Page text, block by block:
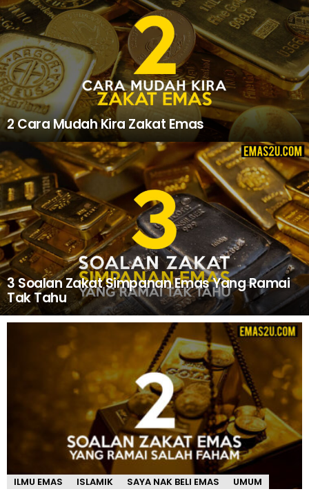
2 Cara Mudah Kira Zakat Emas
3 Soalan Zakat Simpanan Emas Yang Ramai
Tak Tahu
ILMU EMAS ISLAMIK SAYA NAK BELI EMAS UMUM